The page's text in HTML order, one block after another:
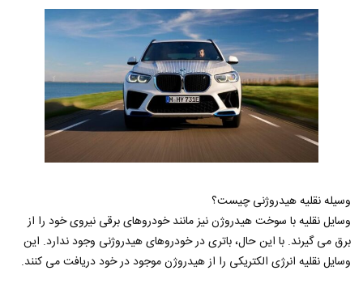
وسیله نقلیه هیدروژنی چیست؟
وسایل نقلیه با سوخت هیدروژن نیز مانند خودروهای برقی نیروی خود را از
برق می گیرند. با این حال، باتری در خودروهای هیدروژنی وجود ندارد. این
وسایل نقلیه انرژی الکتریکی را از هیدروژن موجود در خود دریافت می کنند.